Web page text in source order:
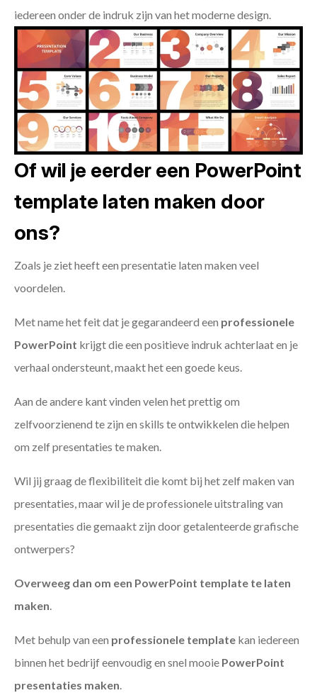
iedereen onder de indruk zijn van het moderne design.
Of wil je eerder een PowerPoint
template laten maken door
ons?
Zoals je ziet heeft een presentatie laten maken veel
voordelen.
Met name het feit dat je gegarandeerd een professionele
PowerPoint krijgt die een positieve indruk achterlaat en je
verhaal ondersteunt, maakt het een goede keus.
Aan de andere kant vinden velen het prettig om
zelfvoorzienend te zijn en skills te ontwikkelen die helpen
om zelf presentaties te maken.
Wil jij graag de flexibiliteit die komt bij het zelf maken van
presentaties, maar wil je de professionele uitstraling van
presentaties die gemaakt zijn door getalenteerde grafische
ontwerpers?
Overweeg dan om een PowerPoint template te laten
maken.
Met behulp van een professionele template kan iedereen
binnen het bedrijf eenvoudig en snel mooie PowerPoint
presentaties maken.